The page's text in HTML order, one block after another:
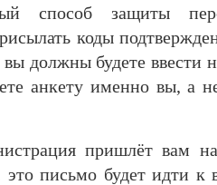
способ защиты
коды
должны будете ввести
анкету именно вы, а
пришлёт вам
это письмо будет идти